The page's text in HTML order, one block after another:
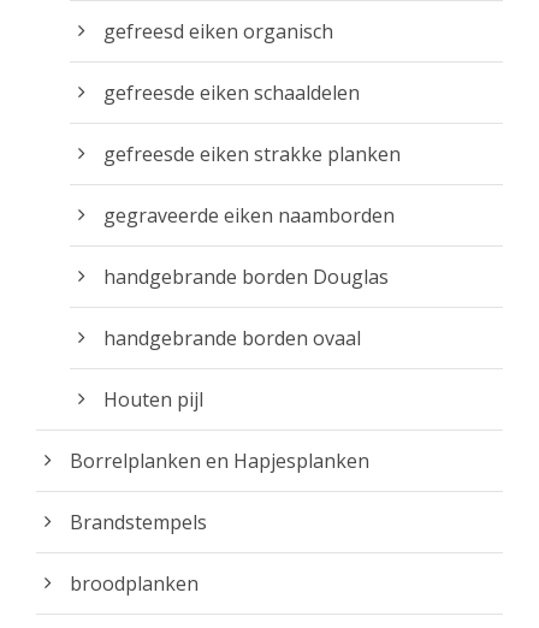
gefreesd eiken organisch
gefreesde eiken schaaldelen
gefreesde eiken strakke planken
gegraveerde eiken naamborden
handgebrande borden Douglas
handgebrande borden ovaal
Houten pijl
Borrelplanken en Hapjesplanken
Brandstempels
broodplanken